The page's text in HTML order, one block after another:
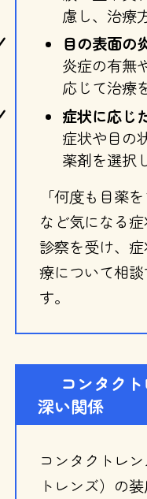
慮し、治療
目の表面の
炎症の有無
応じて治療
症状に応じ
症状や目の
薬剤を選択
「何度も目薬
など気になる
診察を受け、
療について相
す。
コンタク
深い関係
コンタクトレ
トレンズ）の